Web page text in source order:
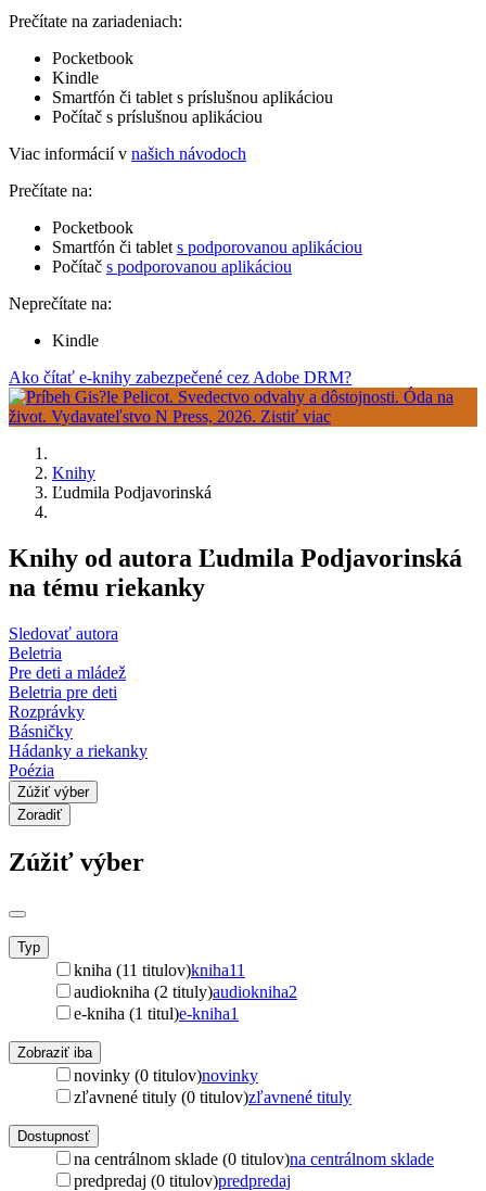
Prečítate na zariadeniach:
Pocketbook
Kindle
Smartfón či tablet s príslušnou aplikáciou
Počítač s príslušnou aplikáciou
Viac informácií v našich návodoch
Prečítate na:
Pocketbook
Smartfón či tablet s podporovanou aplikáciou
Počítač s podporovanou aplikáciou
Neprečítate na:
Kindle
Ako čítať e-knihy zabezpečené cez Adobe DRM?
Knihy
Ľudmila Podjavorinská
Knihy od autora Ľudmila Podjavorinská
na tému riekanky
Sledovať autora
Beletria
Pre deti a mládež
Beletria pre deti
Rozprávky
Básničky
Hádanky a riekanky
Poézia
Zúžiť výber
Zoradiť
Zúžiť výber
Typ
kniha (11 titulov)kniha11
audiokniha (2 tituly)audiokniha2
e-kniha (1 titul)e-kniha1
Zobraziť iba
novinky (0 titulov)novinky
zľavnené tituly (0 titulov)zľavnené tituly
Dostupnosť
na centrálnom sklade (0 titulov)na centrálnom sklade
predpredaj (0 titulov)predpredaj